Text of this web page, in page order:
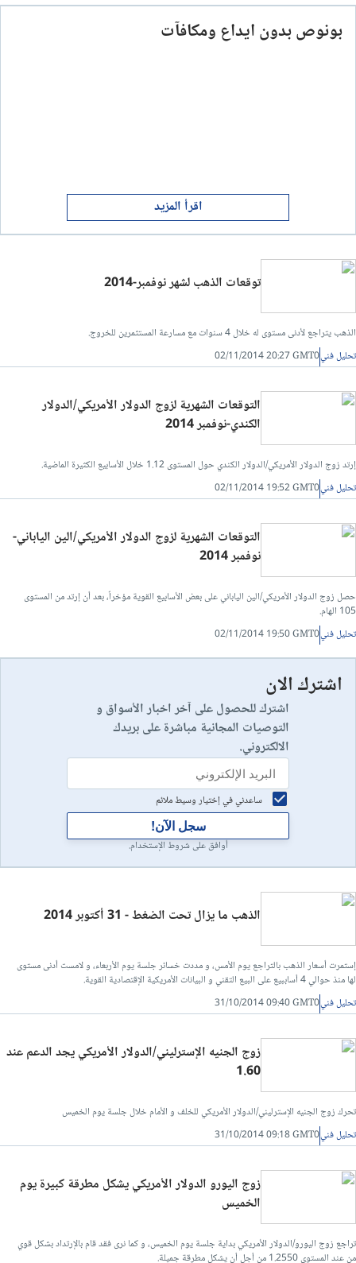
بونوص بدون ايداع ومكافآت
اقرأ المزيد
توقعات الذهب لشهر نوفمبر-2014
الذهب يتراجع لأدنى مستوى له خلال 4 سنوات مع مسارعة المستثمرين للخروج.
تحليل فني02/11/2014 20:27 GMT0
التوقعات الشهرية لزوج الدولار الأمريكي/الدولار
الكندي-نوفمبر 2014
إرتد زوج الدولار الأمريكي/الدولار الكندي حول المستوى 1.12 خلال الأسابيع الكثيرة الماضية.
تحليل فني02/11/2014 19:52 GMT0
التوقعات الشهرية لزوج الدولار الأمريكي/الين الياباني-
نوفمبر 2014
حصل زوج الدولار الأمريكي/الين الياباني على بعض الأسابيع القوية مؤخراً، بعد أن إرتد من المستوى
105 الهام.
تحليل فني02/11/2014 19:50 GMT0
اشترك الان
اشترك للحصول على آخر اخبار الأسواق و
التوصيات المجانية مباشرة على بريدك
الالكتروني.
ساعدني في إختيار وسيط ملائم
سجل الآن!
أوافق على شروط الإستخدام.
الذهب ما يزال تحت الضغط - 31 أكتوبر 2014
إستمرت أسعار الذهب بالتراجع يوم الأمس، و مددت خسائر جلسة يوم الأربعاء، و لامست أدنى مستوى
لها منذ حوالي 4 أساببيع على البيع التقني و البيانات الأمريكية الإقتصادية القوية.
تحليل فني31/10/2014 09:40 GMT0
زوج الجنيه الإسترليني/الدولار الأمريكي يجد الدعم عند
1.60
تحرك زوج الجنيه الإسترليني/الدولار الأمريكي للخلف و الأمام خلال جلسة يوم الخميس
تحليل فني31/10/2014 09:18 GMT0
زوج اليورو الدولار الأمريكي يشكل مطرقة كبيرة يوم
الخميس
تراجع زوج اليورو/الدولار الأمريكي بداية جلسة يوم الخميس، و كما نرى فقد قام بالإرتداد بشكل قوي
من عند المستوى 1.2550 من أجل أن يشكل مطرقة جميلة.